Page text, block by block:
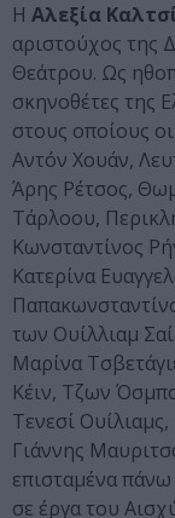
Η Αλεξία
αριστούχος της
Θεάτρου. Ως
σκηνοθέτες της
στους οποίους
Αντόν Χουάν,
Άρης Ρέτσος,
Τάρλοου,
Κωνσταντίνος
Κατερίνα
των Ουίλλιαμ
Μαρίνα
Κέιν, Τζων
Τενεσί
Γιάννης
επισταμένα
σε έργα του